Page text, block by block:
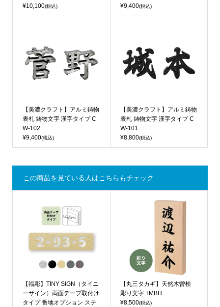
¥10,100(税込)
¥9,400(税込)
【美濃クラフト】アルミ鋳物
表札 鋳物文字 漢字タイプ C
W-102
¥9,400(税込)
【美濃クラフト】アルミ鋳物
表札 鋳物文字 漢字タイプ C
W-101
¥8,800(税込)
この商品を見ている人はこちらもチェック
【福彫】TINY SIGN（タイニ
ーサイン）両面テープ取付け
タイプ 番地オプション ステ
【丸三タカギ】天然木曽桧
彫り文字 TMBH
¥8,500(税込)